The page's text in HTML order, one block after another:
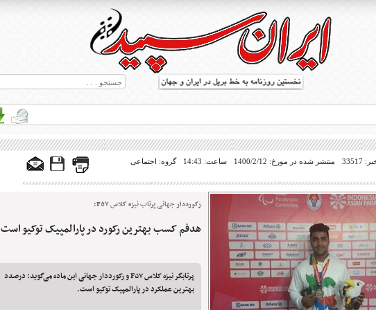
بریل در جهان
منتشر شده در مورخ: 1400/2/12 ساعت: 14:43 گروه: اجتماعی
رکورددار جهانی پرتاب نیزه کلاس F۵۷:
هدفم کسب بهترین رکورد در پارالمپیک توکیو است
پرتابگر نیزه کلاس F۵۷ و رکورددار جهانی این ماده می‌گوید: درصدد
بهترین عملکرد در پارالمپیک توکیو است.